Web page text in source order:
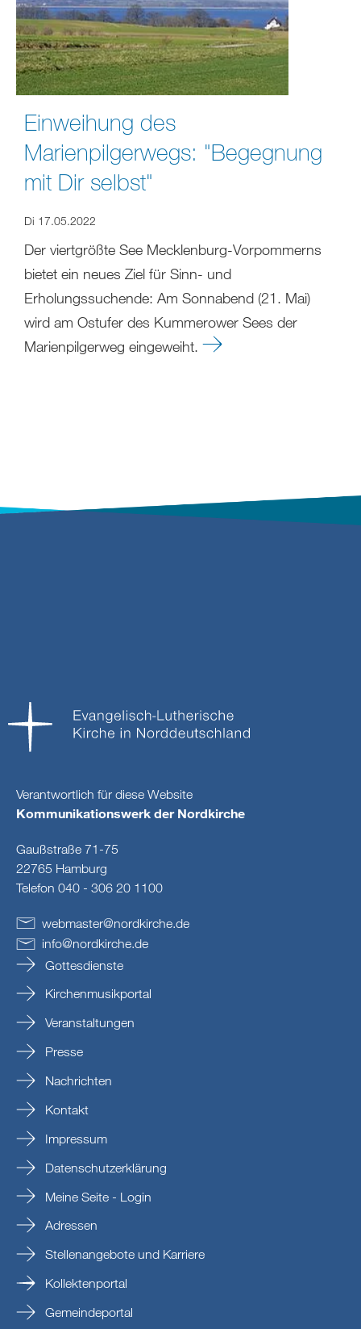
Einweihung des
Marienpilgerwegs: "Begegnung
mit Dir selbst"
Di 17.05.2022
Der viertgrößte See Mecklenburg-Vorpommerns
bietet ein neues Ziel für Sinn- und
Erholungssuchende: Am Sonnabend (21. Mai)
wird am Ostufer des Kummerower Sees der
Marienpilgerweg eingeweiht.
Verantwortlich für diese Website
Kommunikationswerk der Nordkirche
Gaußstraße 71-75
22765 Hamburg
Telefon 040 - 306 20 1100
webmaster@nordkirche.de
info@nordkirche.de
Gottesdienste
Kirchenmusikportal
Veranstaltungen
Presse
Nachrichten
Kontakt
Impressum
Datenschutzerklärung
Meine Seite - Login
Adressen
Stellenangebote und Karriere
Kollektenportal
Gemeindeportal